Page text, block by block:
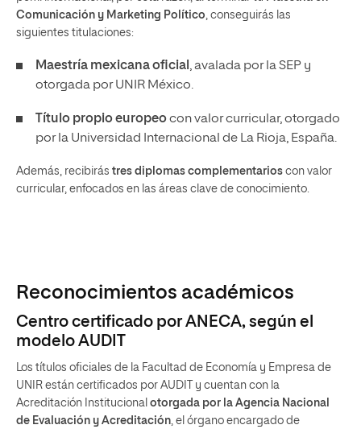
Comunicación y Marketing Político, conseguirás las
siguientes titulaciones:
Maestría mexicana oficial , avalada por la SEP y
otorgada por UNIR México.
Título propio europeocon valor curricular, otorgado
por la Universidad Internacional de La Rioja, España.
Además, recibirás tres diplomas complementarios con valor
curricular, enfocados en las áreas clave de conocimiento.
Reconocimientos académicos
Centro certificado por ANECA, según el
modelo AUDIT
Los títulos oficiales de la Facultad de Economía y Empresa de
UNIR están certificados por AUDIT y cuentan con la
Acreditación Institucional otorgada por la Agencia Nacional
de Evaluación y Acreditación, el órgano encargado de